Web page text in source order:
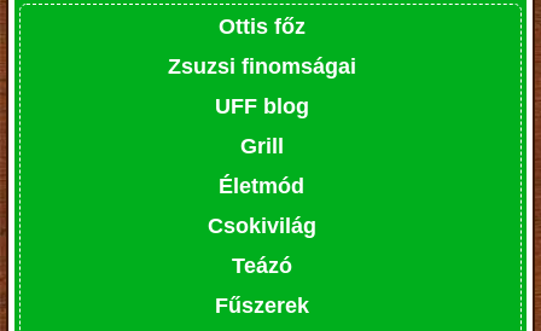
Ottis főz
Zsuzsi finomságai
UFF blog
Grill
Életmód
Csokivilág
Teázó
Fűszerek